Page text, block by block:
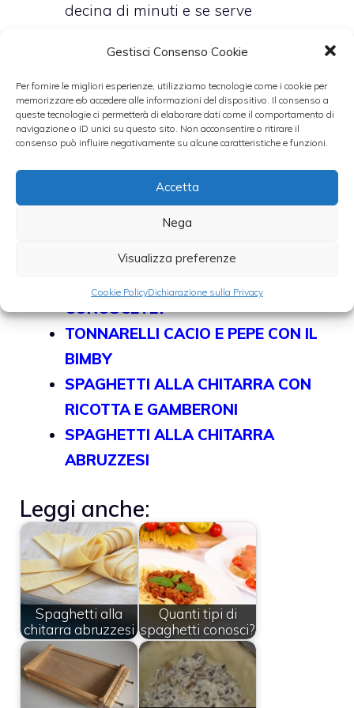
Gestisci Consenso Cookie
Per fornire le migliori esperienze, utilizziamo tecnologie come i cookie per
memorizzare e/o accedere alle informazioni del dispositivo. Il consenso a
queste tecnologie ci permetterà di elaborare dati come il comportamento di
navigazione o ID unici su questo sito. Non acconsentire o ritirare il
consenso può influire negativamente su alcune caratteristiche e funzioni.
Accetta
Nega
Visualizza preferenze
Cookie PolicyDichiarazione sulla Privacy
decina di minuti e se serve
Cuocete i tonnarelli in acqua bollente
salata e poi saltateli in padella con il
condimento preparato. Servite a
nero e di parmigiano grattugiato.
Altre ricette con i tonnarelli:
CONOSCETE?
TONNARELLI CACIO E PEPE CON IL
BIMBY
SPAGHETTI ALLA CHITARRA CON
RICOTTA E GAMBERONI
SPAGHETTI ALLA CHITARRA
ABRUZZESI
Leggi anche:
Spaghetti alla
chitarra abruzzesi
Quanti tipi di
spaghetti conosci?